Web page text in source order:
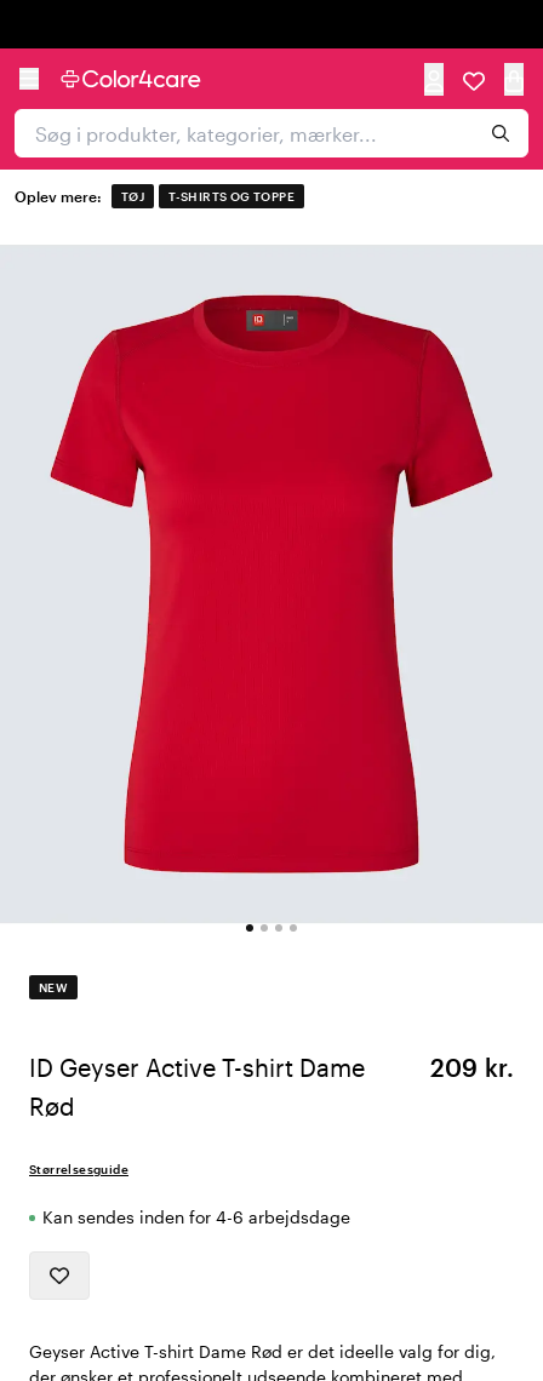
Oplev mere: TØJ T-SHIRTS OG TOPPE
NEW
ID Geyser Active T-shirt Dame
Rød
209 kr.
Størrelsesguide
Kan sendes inden for 4-6 arbejdsdage
Geyser Active T-shirt Dame Rød er det ideelle valg for dig,